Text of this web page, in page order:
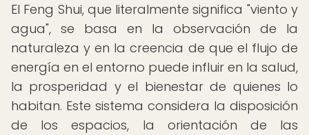
El Feng Shui, que literalmente significa "viento y
agua", se basa en la observación de la
naturaleza y en la creencia de que el flujo de
energía en el entorno puede influir en la salud,
la prosperidad y el bienestar de quienes lo
habitan. Este sistema considera la disposición
de los espacios, la orientación de las